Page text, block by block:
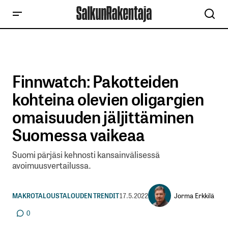
Finnwatch: Pakotteiden
kohteina olevien oligargien
omaisuuden jäljittäminen
Suomessa vaikeaa
Suomi pärjäsi kehnosti kansainvälisessä
avoimuusvertailussa.
MAKROTALOUSTALOUDEN TRENDIT17.5.2022
Jorma Erkkilä
0